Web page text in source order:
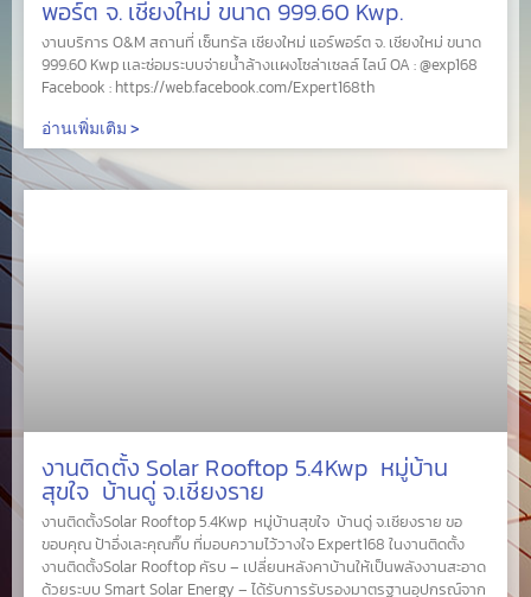
พอร์ต จ. เชียงใหม่ ขนาด 999.60 Kwp.
งานบริการ O&M สถานที่ เซ็นทรัล เชียงใหม่ แอร์พอร์ต จ. เชียงใหม่ ขนาด
999.60 Kwp เเละซ่อมระบบจ่ายน้ำล้างเเผงโซล่าเซลล์ ไลน์ OA : @exp168
Facebook : https://web.facebook.com/Expert168th
อ่านเพิ่มเติม >
งานติดตั้ง Solar Rooftop 5.4Kwp หมู่บ้าน
สุขใจ บ้านดู่ จ.เชียงราย
งานติดตั้งSolar Rooftop 5.4Kwp หมู่บ้านสุขใจ บ้านดู่ จ.เชียงราย ขอ
ขอบคุณ ป้าอึ่งเละคุณกิ๊บ ที่มอบความไว้วางใจ Expert168 ในงานติดตั้ง
งานติดตั้งSolar Rooftop คัรบ – เปลี่ยนหลังคาบ้านให้เป็นพลังงานสะอาด
ด้วยระบบ Smart Solar Energy – ได้รับการรับรองมาตรฐานอุปกรณ์จาก